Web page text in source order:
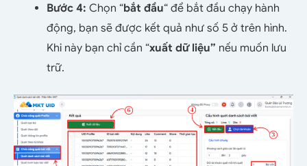
Bước 4: Chọn “bắt đầu“ để bắt đầu chạy hành
động, bạn sẽ được kết quả như số 5 ở trên hình.
Khi này bạn chỉ cần “xuất dữ liệu” nếu muốn lưu
trữ.